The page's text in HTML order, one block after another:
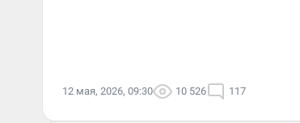
12 мая, 2026, 09:30 10 526 117